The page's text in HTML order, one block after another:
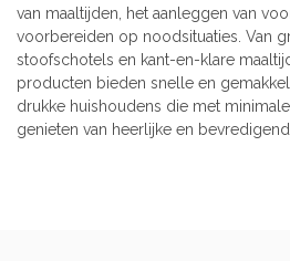
van maaltijden, het aanleggen van
voorbereiden op noodsituaties. Van
stoofschotels en kant-en-klare
producten bieden snelle en
drukke huishoudens die met
genieten van heerlijke en